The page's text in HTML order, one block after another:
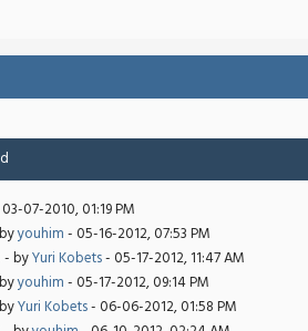
07-2010, 01:19 PM
youhim- 05-16-2012, 07:53 PM
- byYuri Kobets- 05-17-2012, 11:47 AM
youhim- 05-17-2012, 09:14 PM
Yuri Kobets- 06-06-2012, 01:58 PM